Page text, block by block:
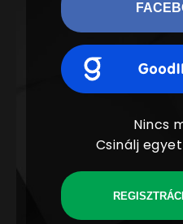
Nincs
Csinálj